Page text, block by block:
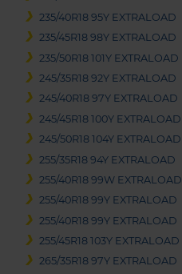
235/40R18 95Y EXTRALOAD
235/45R18 98Y EXTRALOAD
235/50R18 101Y EXTRALOAD
245/35R18 92Y EXTRALOAD
245/40R18 97Y EXTRALOAD
245/45R18 100Y EXTRALOAD
245/50R18 104Y EXTRALOAD
255/35R18 94Y EXTRALOAD
255/40R18 99W EXTRALOAD
255/40R18 99Y EXTRALOAD
255/40R18 99Y EXTRALOAD
255/45R18 103Y EXTRALOAD
265/35R18 97Y EXTRALOAD